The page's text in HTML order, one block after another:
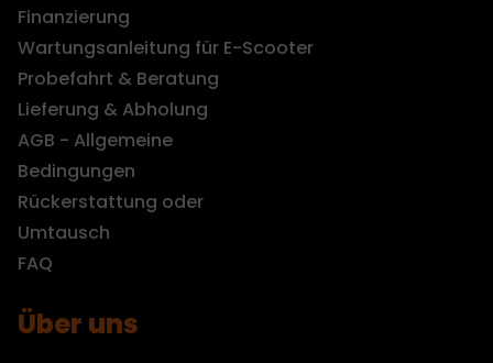
Finanzierung
Wartungsanleitung für E-Scooter
Probefahrt & Beratung
Lieferung & Abholung
AGB - Allgemeine
Bedingungen
Rückerstattung oder
Umtausch
FAQ
Über uns